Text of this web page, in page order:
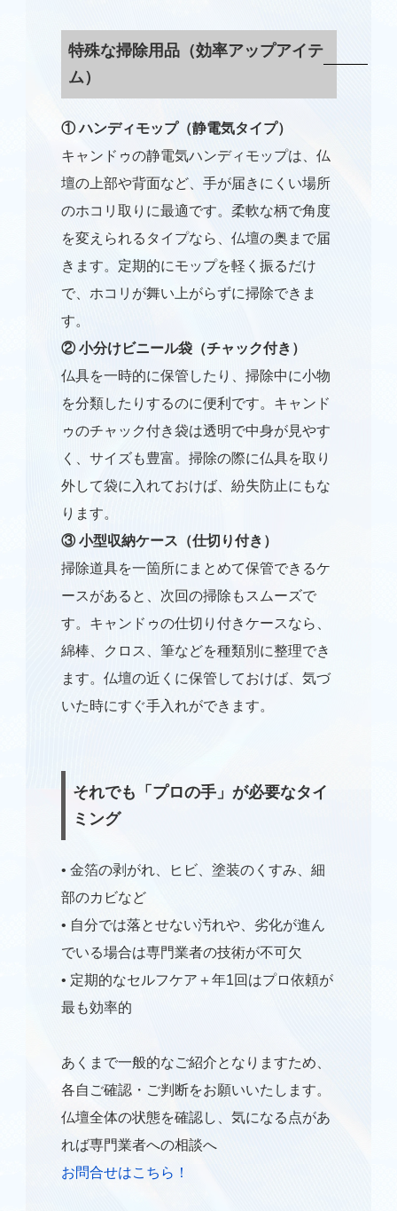
仏壇修理
仏壇クリーニング
仏壇引っ越し
特殊な掃除用品（効率アップアイテ
ム）
① ハンディモップ（静電気タイプ）
キャンドゥの静電気ハンディモップは、仏
壇の上部や背面など、手が届きにくい場所
のホコリ取りに最適です。柔軟な柄で角度
を変えられるタイプなら、仏壇の奥まで届
きます。定期的にモップを軽く振るだけ
で、ホコリが舞い上がらずに掃除できま
す。
② 小分けビニール袋（チャック付き）
仏具を一時的に保管したり、掃除中に小物
を分類したりするのに便利です。キャンド
ゥのチャック付き袋は透明で中身が見やす
く、サイズも豊富。掃除の際に仏具を取り
外して袋に入れておけば、紛失防止にもな
ります。
③ 小型収納ケース（仕切り付き）
掃除道具を一箇所にまとめて保管できるケ
ースがあると、次回の掃除もスムーズで
す。キャンドゥの仕切り付きケースなら、
綿棒、クロス、筆などを種類別に整理でき
ます。仏壇の近くに保管しておけば、気づ
いた時にすぐ手入れができます。
それでも「プロの手」が必要なタイ
ミング
• 金箔の剥がれ、ヒビ、塗装のくすみ、細
部のカビなど
• 自分では落とせない汚れや、劣化が進ん
でいる場合は専門業者の技術が不可欠
• 定期的なセルフケア＋年1回はプロ依頼が
最も効率的
あくまで一般的なご紹介となりますため、
各自ご確認・ご判断をお願いいたします。
仏壇全体の状態を確認し、気になる点があ
れば専門業者への相談へ
お問合せはこちら！